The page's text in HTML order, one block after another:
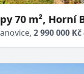
70 m², Horní
2 990 000 Kč